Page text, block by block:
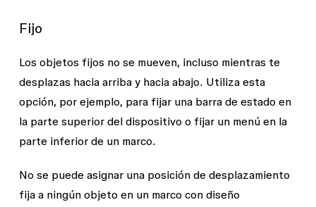
Fijo
Los objetos fijos no se mueven, incluso mientras te
desplazas hacia arriba y hacia abajo. Utiliza esta
opción, por ejemplo, para fijar una barra de estado en
la parte superior del dispositivo o fijar un menú en la
parte inferior de un marco.
No se puede asignar una posición de desplazamiento
fija a ningún objeto en un marco con diseño